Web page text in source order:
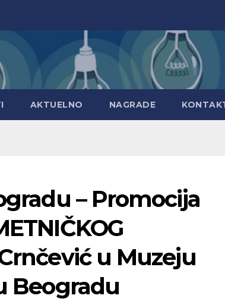
AKTUELNO NAGRADE
– Promocija
u Muzeju
Beogradu